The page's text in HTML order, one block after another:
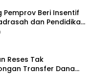
Pemprov Beri Insentif
dan Pendidikan
Reses Tak
Transfer Dana